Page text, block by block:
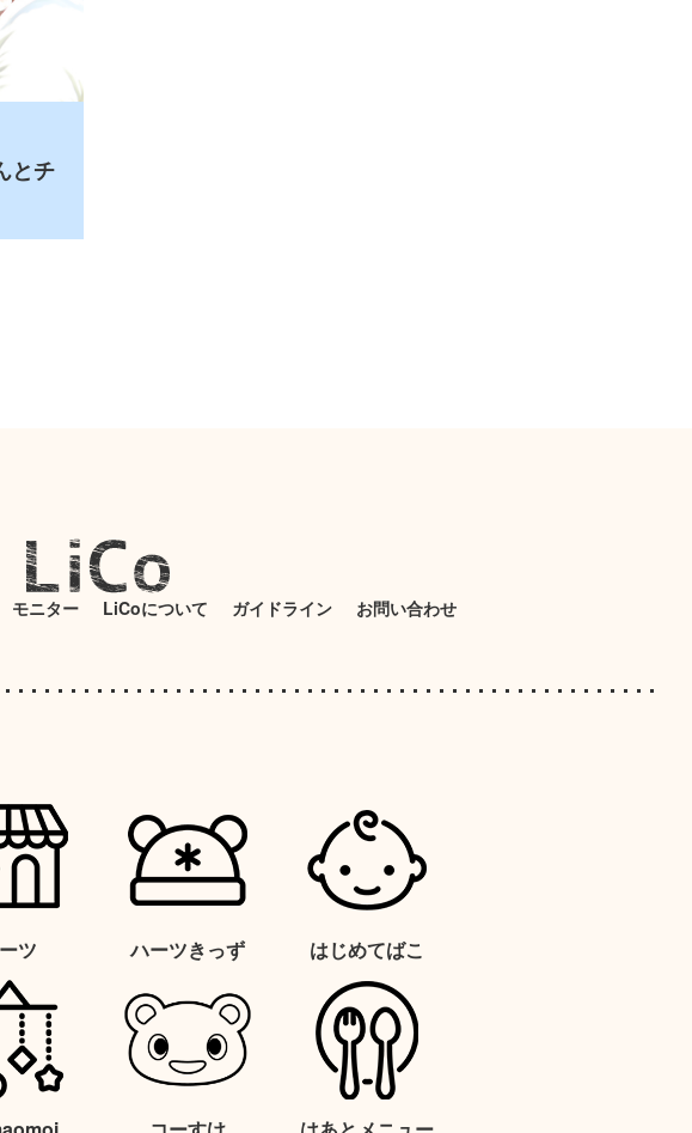
とチ
モニター LiCoについて ガイドライン お問い合わせ
ツ ハーツきっず はじめてばこ